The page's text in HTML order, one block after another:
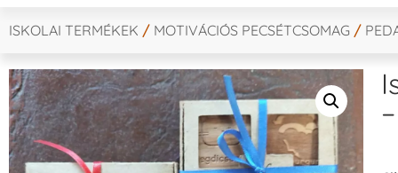
ISKOLAI TERMÉKEK / MOTIVÁCIÓS PECSÉTCSOMAG /